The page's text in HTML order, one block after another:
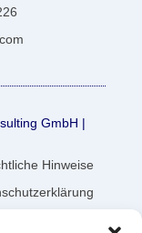
GmbH |
Hinweise